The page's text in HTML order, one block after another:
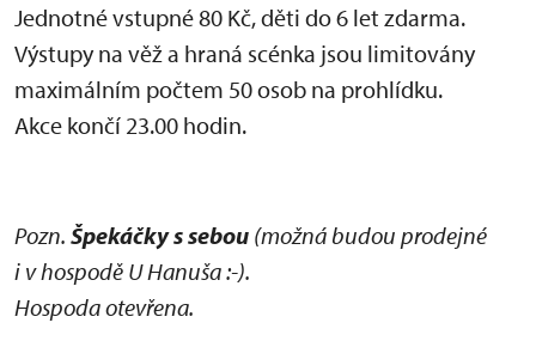
Jednotné vstupné 80 Kč, děti do 6 let zdarma.
Výstupy na věž a hraná scénka jsou limitovány
maximálním počtem 50 osob na prohlídku.
Akce končí 23.00 hodin.
Pozn. Špekáčky s sebou (možná budou prodejné
i v hospodě U Hanuša :-).
Hospoda otevřena.